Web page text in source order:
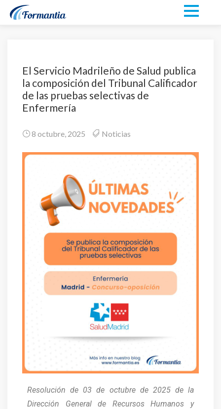
El Servicio Madrileño de Salud publica
la composición del Tribunal Calificador
de las pruebas selectivas de
Enfermería
8 octubre, 2025 Noticias
Resolución de 03 de octubre de 2025 de la
Dirección General de Recursos Humanos y